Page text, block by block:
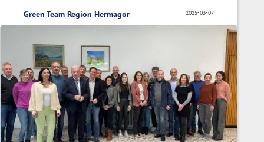
2025-03-07
Green Team Region Hermagor